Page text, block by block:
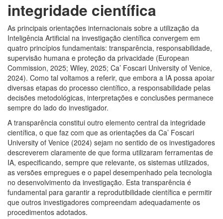
integridade científica
As principais orientações internacionais sobre a utilização da
Inteligência Artificial na investigação científica convergem em
quatro princípios fundamentais: transparência, responsabilidade,
supervisão humana e proteção da privacidade (European
Commission, 2025; Wiley, 2025; Ca’ Foscari University of Venice,
2024). Como tal voltamos a referir, que embora a IA possa apoiar
diversas etapas do processo científico, a responsabilidade pelas
decisões metodológicas, interpretações e conclusões permanece
sempre do lado do investigador.
A transparência constitui outro elemento central da integridade
científica, o que faz com que as orientações da Ca’ Foscari
University of Venice (2024) sejam no sentido de os investigadores
descreverem claramente de que forma utilizaram ferramentas de
IA, especificando, sempre que relevante, os sistemas utilizados,
as versões empregues e o papel desempenhado pela tecnologia
no desenvolvimento da investigação. Esta transparência é
fundamental para garantir a reprodutibilidade científica e permitir
que outros investigadores compreendam adequadamente os
procedimentos adotados.